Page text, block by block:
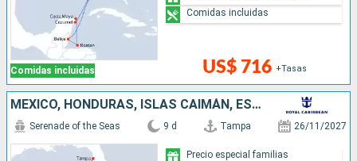
Comidas incluidas US$ 716 +Tasas
Comidas incluidas
MÉXICO, HONDURAS, ISLAS CAIMÁN, ESTADOS UNIDOS
Serenade of the Seas 9 d Tampa 26/11/2027
Precio especial familias